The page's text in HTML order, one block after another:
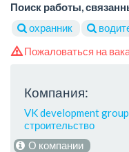
Поиск работы,
охранник
Пожаловаться на
Компания:
VK development
строительство
О компании